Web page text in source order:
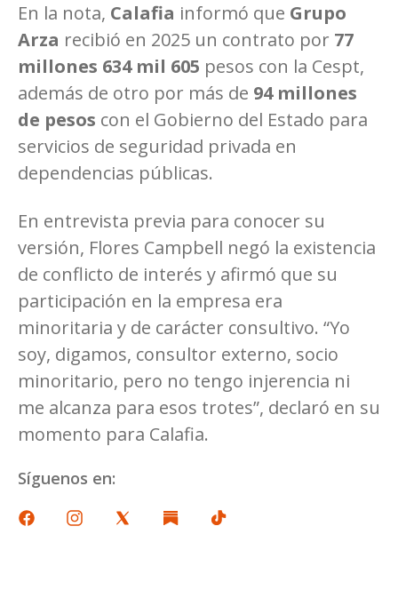
En la nota, Calafia informó que Grupo
Arza recibió en 2025 un contrato por 77
millones 634 mil 605 pesos con la Cespt,
además de otro por más de 94 millones
de pesos con el Gobierno del Estado para
servicios de seguridad privada en
dependencias públicas.
En entrevista previa para conocer su
versión, Flores Campbell negó la existencia
de conflicto de interés y afirmó que su
participación en la empresa era
minoritaria y de carácter consultivo. “Yo
soy, digamos, consultor externo, socio
minoritario, pero no tengo injerencia ni
me alcanza para esos trotes”, declaró en su
momento para Calafia.
Síguenos en: